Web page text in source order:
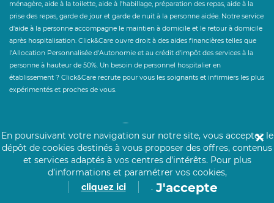
ménagère, aide à la toilette, aide à l'habillage, préparation des repas, aide à la
prise des repas, garde de jour et garde de nuit à la personne aidée. Notre service
d'aide à la personne accompagne le maintien à domicile et le retour à domicile
après hospitalisation. Click&Care ouvre droit à des aides financières telles que
l'Allocation Personnalisée d'Autonomie et au crédit d'impôt des services à la
personne à hauteur de 50%. Un besoin de personnel hospitalier en
établissement ? Click&Care recrute pour vous les soignants et infirmiers les plus
expérimentés et proches de vous.
En poursuivant votre navigation sur notre site, vous acceptez le
dépôt de cookies destinés à vous proposer des offres, contenus
et services adaptés à vos centres d’intérêts. Pour plus
d’informations et paramétrer vos cookies,
cliquez ici
. J'accepte
✕